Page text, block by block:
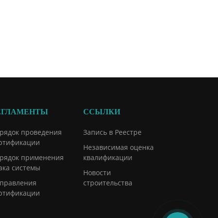
проведения
применения
системы
ССЫЛКИ
Запись в Реестре
Независимая оценка
квалификации
Новости
строительства